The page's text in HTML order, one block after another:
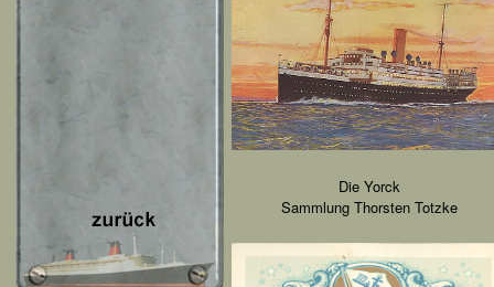
Die Yorck
Sammlung Thorsten Totzke